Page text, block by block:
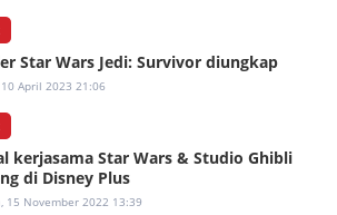
Star Wars Jedi: Survivor diungkap
10 April 2023 21:06
kerjasama Star Wars & Studio Ghibli
di Disney Plus
15 November 2022 13:39